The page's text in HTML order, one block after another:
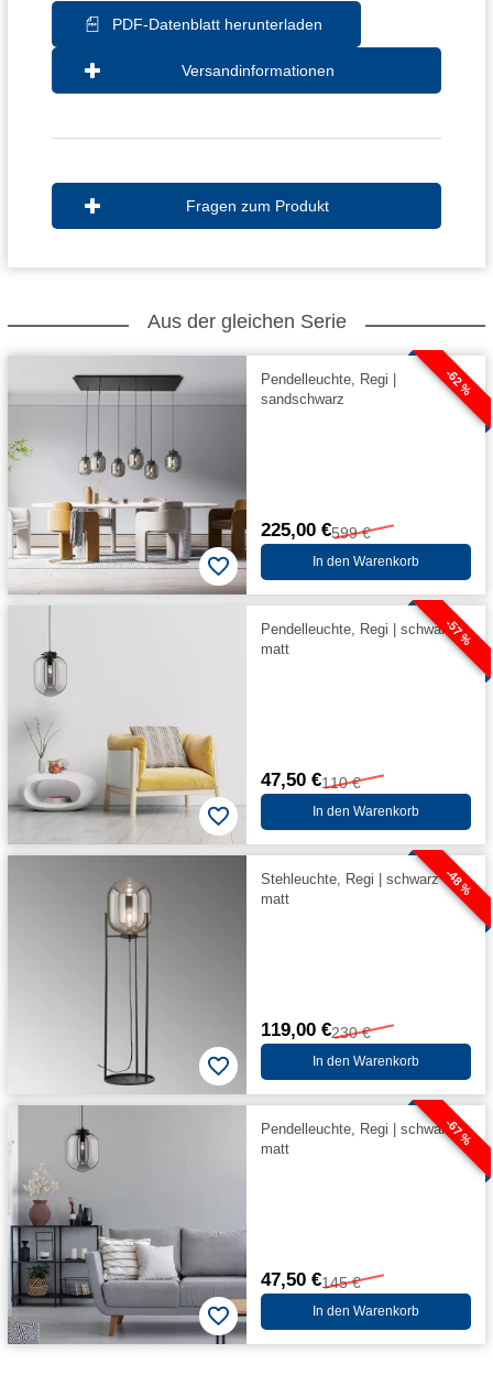
PDF-Datenblatt herunterladen
Versandinformationen
Fragen zum Produkt
Aus der gleichen Serie
-62 %
Pendelleuchte, Regi |
sandschwarz
225,00 €599 €
In den Warenkorb
-57 %
Pendelleuchte, Regi | schwarz
matt
47,50 €110 €
In den Warenkorb
-48 %
Stehleuchte, Regi | schwarz
matt
119,00 €230 €
In den Warenkorb
-67 %
Pendelleuchte, Regi | schwarz
matt
47,50 €145 €
In den Warenkorb